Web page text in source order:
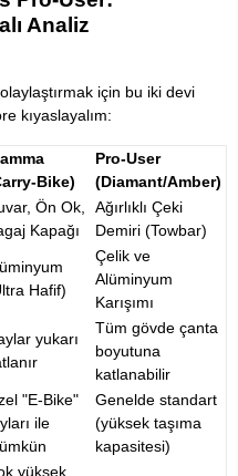
Analiz
için bu iki devi
kıyaslayalım:
Bike)
Pro-User
(Diamant/Amber)
Ön Ok,
Kapağı
Ağırlıklı Çeki
Demiri (Towbar)
Hafif)
Çelik ve
Alüminyum
Karışımı
yukarı
Tüm gövde çanta
boyutuna
katlanabilir
"E-Bike"
ile
Genelde standart
(yüksek taşıma
kapasitesi)
yüksek